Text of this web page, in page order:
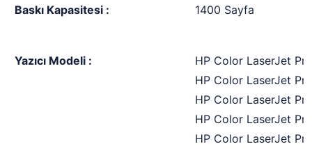
Baskı Kapasitesi : 1400 Sayfa
Yazıcı Modeli :
HP Color LaserJet
HP Color LaserJet
HP Color LaserJet
HP Color LaserJet
HP Color LaserJet